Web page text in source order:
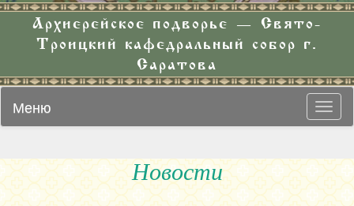
Архиерейское подворье — Свято-
Троицкий кафедральный собор г.
Саратова
Меню
Новости